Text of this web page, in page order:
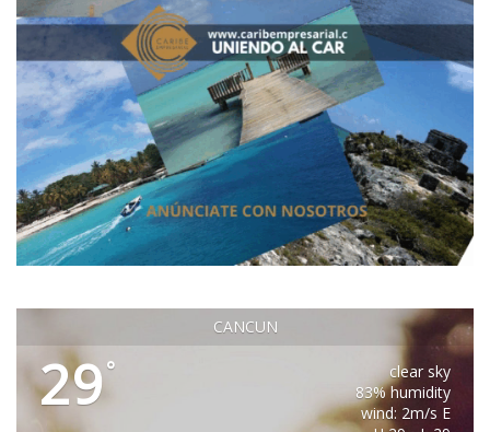
CANCUN
29°
clear sky
83% humidity
wind: 2m/s E